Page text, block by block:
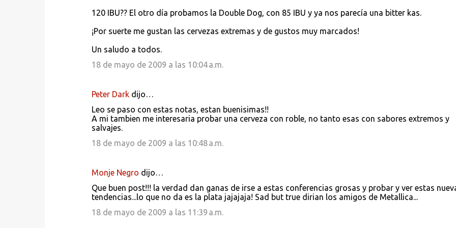
120 IBU?? El otro día probamos la Double Dog, con 85 IBU y ya nos parecía una bitter kas.
¡Por suerte me gustan las cervezas extremas y de gustos muy marcados!
Un saludo a todos.
18 de mayo de 2009 a las 10:04 a.m.
Peter Darkdijo…
Leo se paso con estas notas, estan buenisimas!!
A mi tambien me interesaria probar una cerveza con roble, no tanto esas con sabores extremos y
salvajes.
18 de mayo de 2009 a las 10:48 a.m.
Monje Negro dijo…
Que buen post!!! la verdad dan ganas de irse a estas conferencias grosas y probar y ver estas
tendencias...lo que no da es la plata jajajaja! Sad but true dirian los amigos de Metallica...
18 de mayo de 2009 a las 11:39 a.m.